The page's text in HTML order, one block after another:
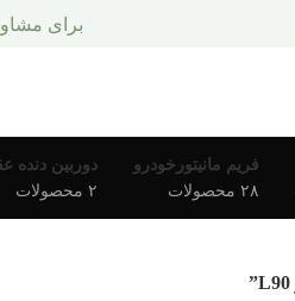
فریم مانیتورخودرو
۲۸ محصولات
دوربین دنده
۲ محصولات
برای مشاوره